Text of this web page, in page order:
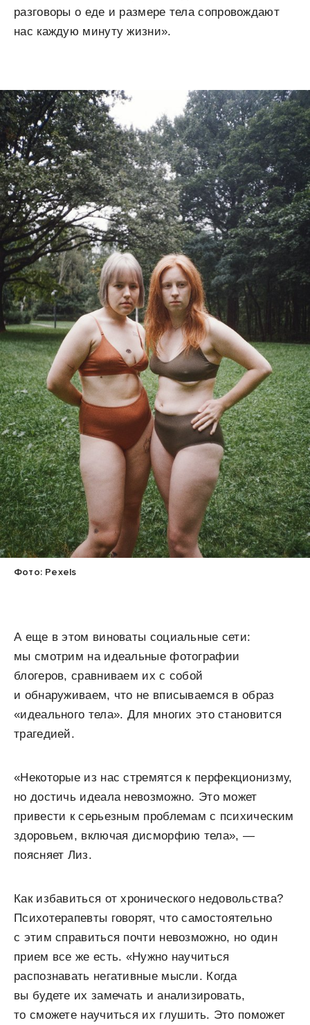
разговоры о еде и размере тела сопровождают
нас каждую минуту жизни».
Фото: Pexels
А еще в этом виноваты социальные сети:
мы смотрим на идеальные фотографии
блогеров, сравниваем их с собой
и обнаруживаем, что не вписываемся в образ
«идеального тела». Для многих это становится
трагедией.
«Некоторые из нас стремятся к перфекционизму,
но достичь идеала невозможно. Это может
привести к серьезным проблемам с психическим
здоровьем, включая дисморфию тела», —
поясняет Лиз.
Как избавиться от хронического недовольства?
Психотерапевты говорят, что самостоятельно
с этим справиться почти невозможно, но один
прием все же есть. «Нужно научиться
распознавать негативные мысли. Когда
вы будете их замечать и анализировать,
то сможете научиться их глушить. Это поможет